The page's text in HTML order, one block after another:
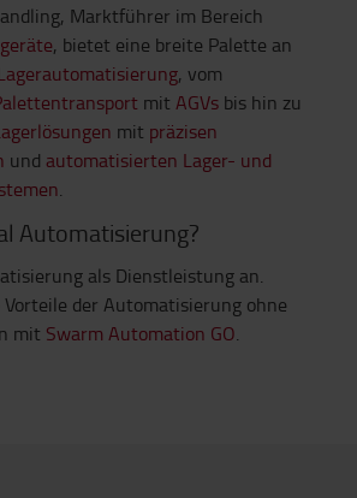
Marktführer im Bereich
, bietet eine breite Palette an
, vom
mit AGVs bis hin zu
mit präzisen
und automatisierten Lager- und
.
Automatisierung?
als Dienstleistung an.
Vorteile der Automatisierung ohne
mit Swarm Automation GO.